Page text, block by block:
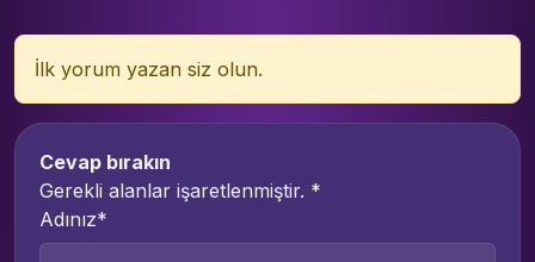
İlk yorum yazan siz olun.
Cevap bırakın
Gerekli alanlar işaretlenmiştir. *
Adınız*